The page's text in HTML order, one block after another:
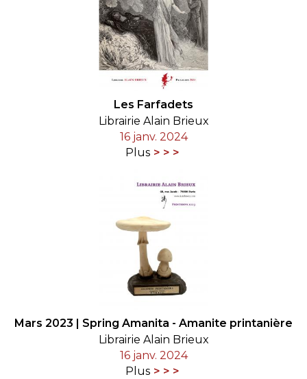
Les Farfadets
Librairie Alain Brieux
16 janv. 2024
Plus
Mars 2023 | Spring Amanita - Amanite printanière
Librairie Alain Brieux
16 janv. 2024
Plus